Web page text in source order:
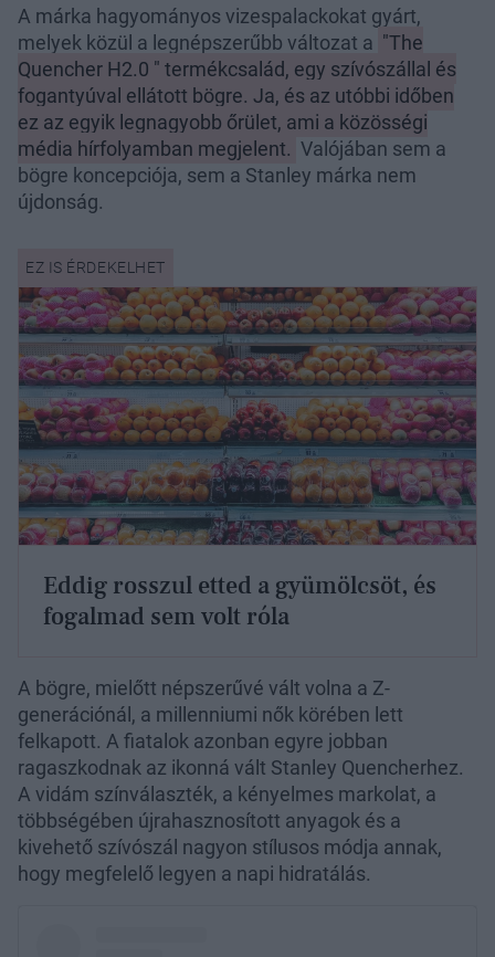
A márka hagyományos vizespalackokat gyárt,
melyek közül a legnépszerűbb változat a "The
Quencher H2.0 " termékcsalád, egy szívószállal és
fogantyúval ellátott bögre. Ja, és az utóbbi időben
ez az egyik legnagyobb őrület, ami a közösségi
média hírfolyamban megjelent. Valójában sem a
bögre koncepciója, sem a Stanley márka nem
újdonság.
Eddig rosszul etted a gyümölcsöt, és
fogalmad sem volt róla
A bögre, mielőtt népszerűvé vált volna a Z-
generációnál, a millenniumi nők körében lett
felkapott. A fiatalok azonban egyre jobban
ragaszkodnak az ikonná vált Stanley Quencherhez.
A vidám színválaszték, a kényelmes markolat, a
többségében újrahasznosított anyagok és a
kivehető szívószál nagyon stílusos módja annak,
hogy megfelelő legyen a napi hidratálás.